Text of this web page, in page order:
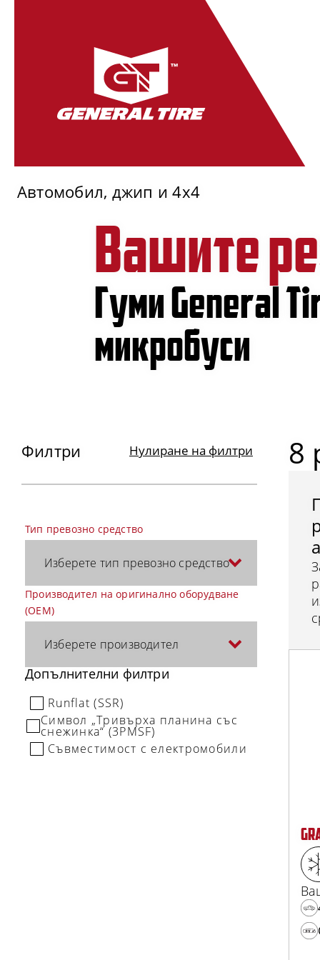
Автомобил, джип и 4x4
Вашите
Гуми General
микробуси
Филтри Нулиране на филтри
Тип превозно средство
Изберете тип превозно средство
Производител на оригинално оборудване
(OEM)
Изберете производител
Допълнителни филтри
Runflat (SSR)
Символ „Tривърха планина със
снежинка“ (3PMSF)
Съвместимост с електромобили
8